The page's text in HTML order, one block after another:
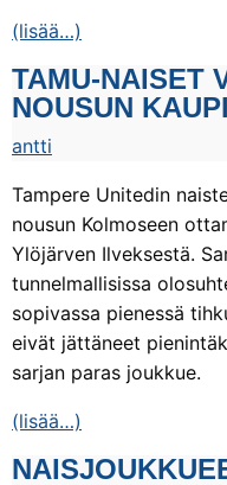
(lisää…)
TAMU-NAISET
NOUSUN
antti
Tampere Unitedin
nousun Kolmoseen
Ylöjärven Ilveksestä.
tunnelmallisissa
sopivassa pienessä
eivät jättäneet
sarjan paras joukkue.
(lisää…)